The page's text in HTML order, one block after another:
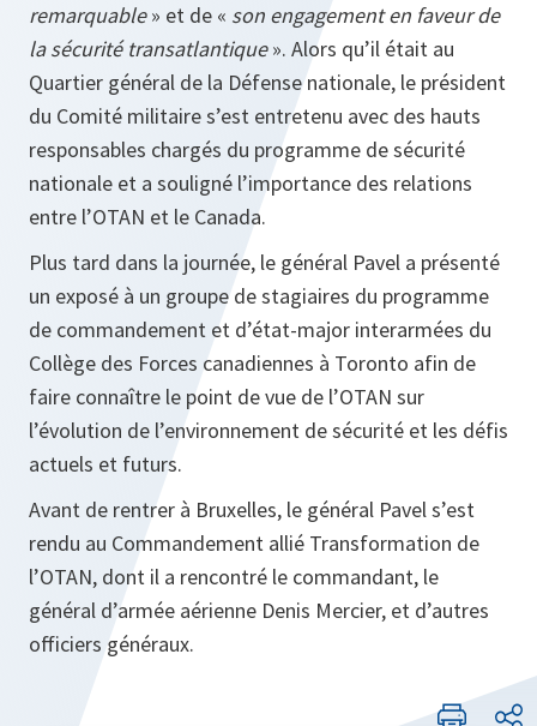
remarquable» et de « son engagement en faveur de
la sécurité transatlantique». Alors qu’il était au
Quartier général de la Défense nationale, le président
du Comité militaire s’est entretenu avec des hauts
responsables chargés du programme de sécurité
nationale et a souligné l’importance des relations
entre l’OTAN et le Canada.
Plus tard dans la journée, le général Pavel a présenté
un exposé à un groupe de stagiaires du programme
de commandement et d’état-major interarmées du
Collège des Forces canadiennes à Toronto afin de
faire connaître le point de vue de l’OTAN sur
l’évolution de l’environnement de sécurité et les défis
actuels et futurs.
Avant de rentrer à Bruxelles, le général Pavel s’est
rendu au Commandement allié Transformation de
l’OTAN, dont il a rencontré le commandant, le
général d’armée aérienne Denis Mercier, et d’autres
officiers généraux.